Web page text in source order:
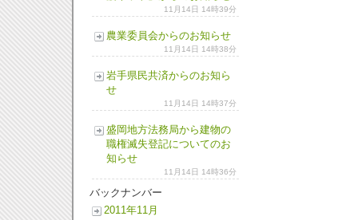
11月14日 14時39分
農業委員会からのお知らせ
11月14日 14時38分
岩手県民共済からのお知ら
せ
11月14日 14時37分
盛岡地方法務局から建物の
職権滅失登記についてのお
知らせ
11月14日 14時36分
バックナンバー
2011年11月